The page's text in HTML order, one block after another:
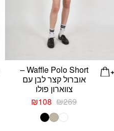
Waffle Polo Short –
אוברול קצר לבן עם
צווארון פולו
₪269
המחיר
המקורי
היה:
₪108
המחיר